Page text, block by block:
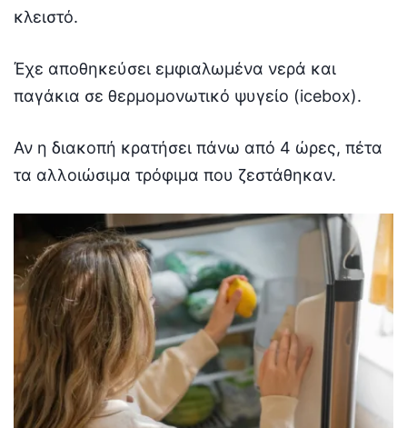
κλειστό.
Έχε αποθηκεύσει εμφιαλωμένα νερά και
παγάκια σε θερμομονωτικό ψυγείο (icebox).
Αν η διακοπή κρατήσει πάνω από 4 ώρες, πέτα
τα αλλοιώσιμα τρόφιμα που ζεστάθηκαν.